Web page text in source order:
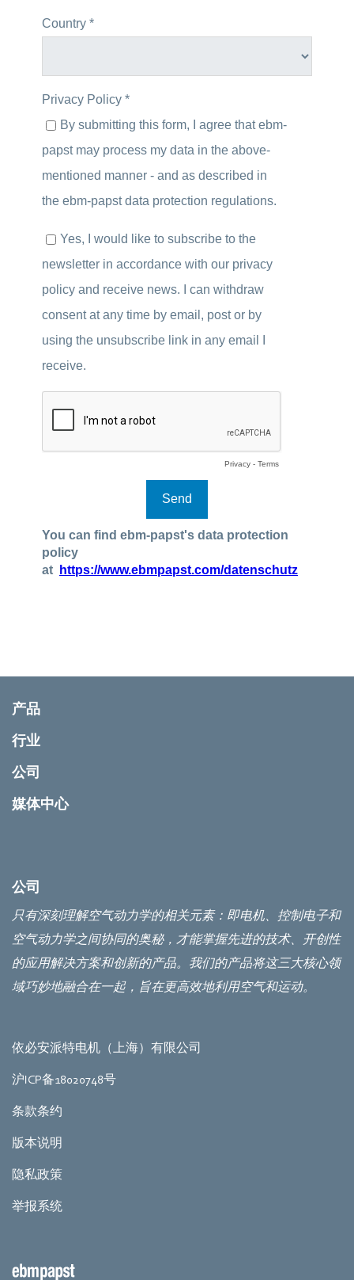
产品
行业
公司
媒体中心
公司
只有深刻理解空气动力学的相关元素：即电机、控制电子和
空气动力学之间协同的奥秘，才能掌握先进的技术、开创性
的应用解决方案和创新的产品。我们的产品将这三大核心领
域巧妙地融合在一起，旨在更高效地利用空气和运动。
依必安派特电机（上海）有限公司
沪ICP备18020748号
条款条约
版本说明
隐私政策
举报系统